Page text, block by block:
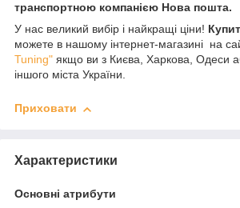
транспортною компанією Нова пошта.
У нас великий вибір і найкращі ціни!
можете в нашому інтернет-магазині на
Tuning" якщо ви з Києва, Харкова, Одеси
іншого міста України.
Приховати
Характеристики
Основні атрибути